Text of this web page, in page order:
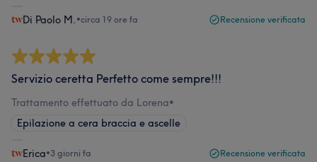
Di Paolo M. •circa 19 ore fa Recensione verificata
Servizio ceretta Perfetto come sempre!!!
Trattamento effettuato da Lorena•
Epilazione a cera braccia e ascelle
Erica•3 giorni fa Recensione verificata